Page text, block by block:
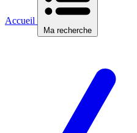
Accueil
Ma recherche